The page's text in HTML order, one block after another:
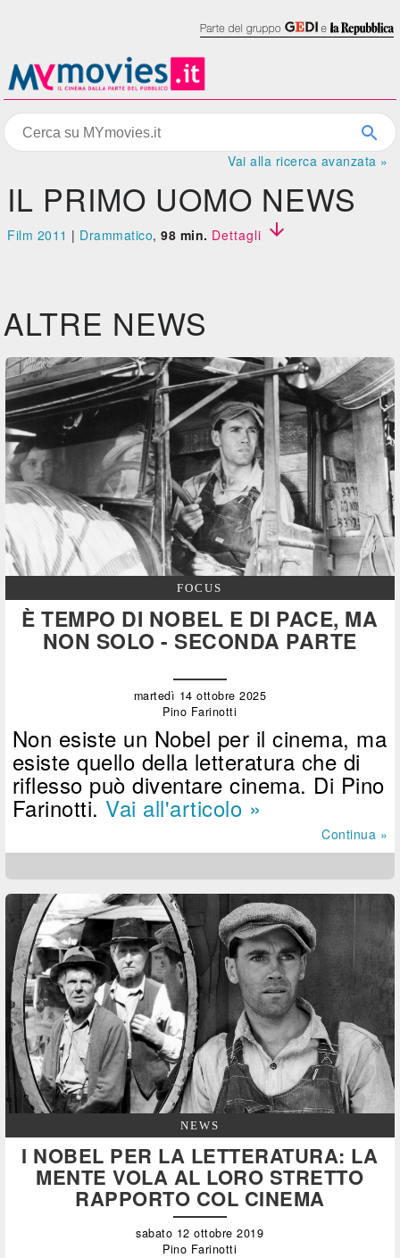
Vai alla ricerca avanzata »
IL PRIMO UOMO NEWS
Film 2011 | Drammatico,98 min. Dettagli 
ALTRE NEWS
FOCUS
È TEMPO DI NOBEL E DI PACE, MA
NON SOLO - SECONDA PARTE
martedì 14 ottobre 2025
Pino Farinotti
Non esiste un Nobel per il cinema, ma
esiste quello della letteratura che di
riflesso può diventare cinema. Di Pino
Farinotti.Vai all'articolo »
Continua »
NEWS
I NOBEL PER LA LETTERATURA: LA
MENTE VOLA AL LORO STRETTO
RAPPORTO COL CINEMA
sabato 12 ottobre 2019
Pino Farinotti